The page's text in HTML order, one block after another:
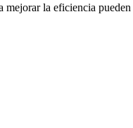
la eficiencia